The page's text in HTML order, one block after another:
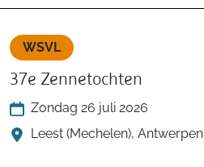
WSVL
37e Zennetochten
Zondag 26 juli 2026
Leest (Mechelen), Antwerpen